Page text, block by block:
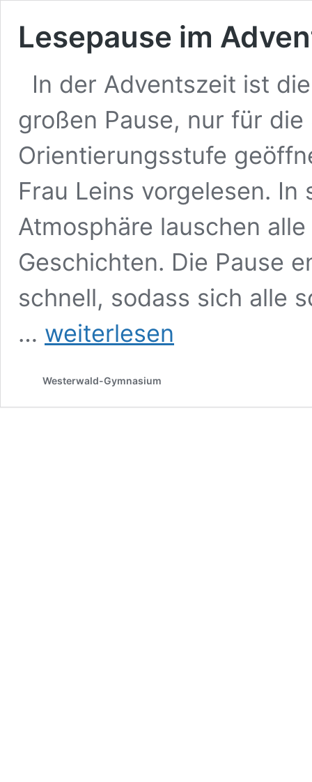
Lesepause im
In der Adventszeit ist
großen Pause, nur für
Orientierungsstufe
Frau Leins vorgelesen.
Atmosphäre lauschen
Geschichten. Die Pause
schnell, sodass sich alle
…
Lesepause
im
weiterlesen
Westerwald-Gymnasium